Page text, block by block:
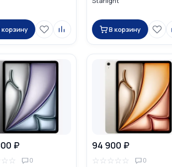
корзину В корзину
₽
☆☆ 0
94 900 ₽
☆☆☆☆☆ 0